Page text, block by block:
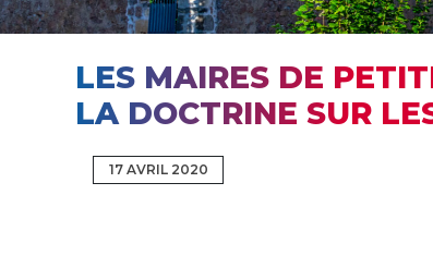
LES MAIRES DE
LA DOCTRINE SUR
17 AVRIL 2020